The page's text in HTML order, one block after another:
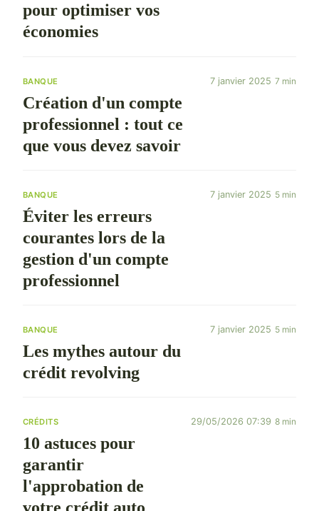
pour optimiser vos
économies
BANQUE
Création d'un compte
professionnel : tout ce
que vous devez savoir
7 janvier 2025 7 min
BANQUE
Éviter les erreurs
courantes lors de la
gestion d'un compte
professionnel
7 janvier 2025 5 min
BANQUE
Les mythes autour du
crédit revolving
7 janvier 2025 5 min
CRÉDITS
10 astuces pour
garantir
l'approbation de
29/05/2026 07:39 8 min